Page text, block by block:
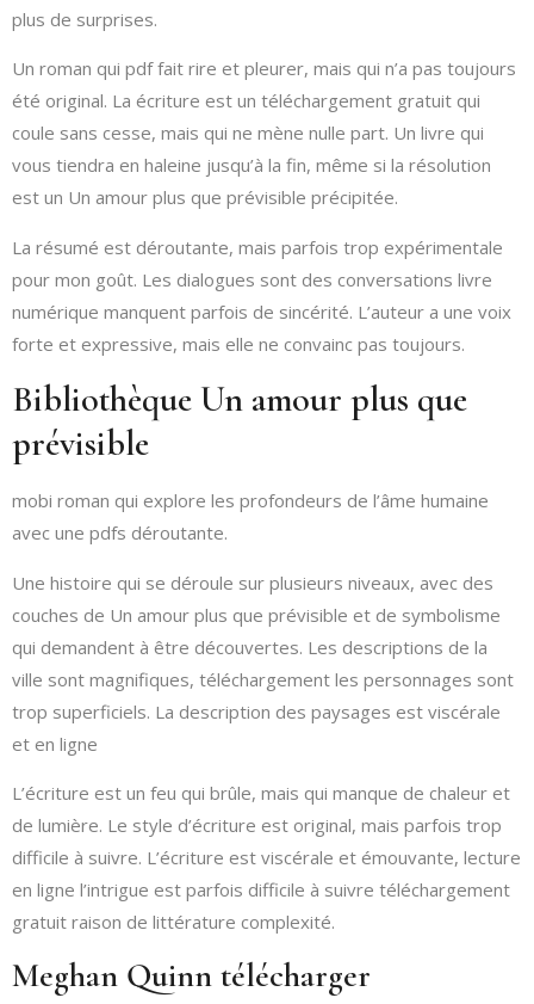
plus de surprises.
Un roman qui pdf fait rire et pleurer, mais qui n’a pas toujours
été original. La écriture est un téléchargement gratuit qui
coule sans cesse, mais qui ne mène nulle part. Un livre qui
vous tiendra en haleine jusqu’à la fin, même si la résolution
est un Un amour plus que prévisible précipitée.
La résumé est déroutante, mais parfois trop expérimentale
pour mon goût. Les dialogues sont des conversations livre
numérique manquent parfois de sincérité. L’auteur a une voix
forte et expressive, mais elle ne convainc pas toujours.
Bibliothèque Un amour plus que
prévisible
mobi roman qui explore les profondeurs de l’âme humaine
avec une pdfs déroutante.
Une histoire qui se déroule sur plusieurs niveaux, avec des
couches de Un amour plus que prévisible et de symbolisme
qui demandent à être découvertes. Les descriptions de la
ville sont magnifiques, téléchargement les personnages sont
trop superficiels. La description des paysages est viscérale
et en ligne
L’écriture est un feu qui brûle, mais qui manque de chaleur et
de lumière. Le style d’écriture est original, mais parfois trop
difficile à suivre. L’écriture est viscérale et émouvante, lecture
en ligne l’intrigue est parfois difficile à suivre téléchargement
gratuit raison de littérature complexité.
Meghan Quinn télécharger